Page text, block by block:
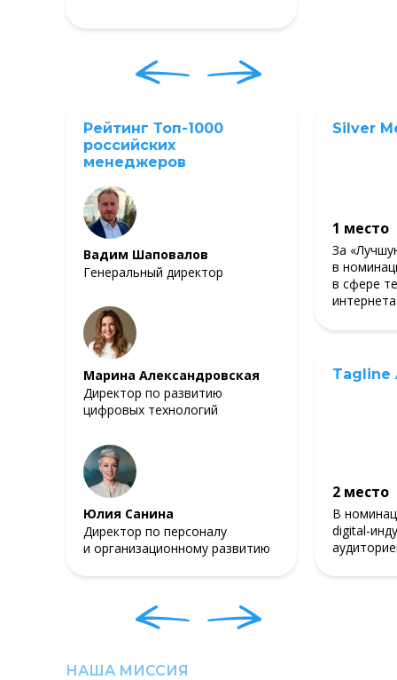
Silver
1 место
За
в
в сфере
Рейтинг Топ-1000
российских
менеджеров
Вадим Шаповалов
Генеральный директор
Марина Александровская
Директор по развитию
цифровых технологий
Юлия Санина
Директор по персоналу
и организационному развитию
Tagline
2 место
В
digital-
НАША МИССИЯ